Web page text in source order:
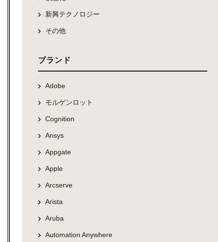
新興テクノロジー
その他
ブランド
Adobe
モルゲンロット
Cognition
Ansys
Appgate
Apple
Arcserve
Arista
Aruba
Automation Anywhere